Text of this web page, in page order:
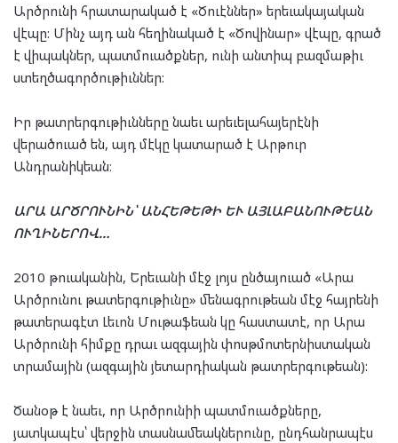
Արծրունի հրատարակած է «Ծուէններ» երեւակայական
վէպը: Մինչ այդ ան հեղինակած է «Ծովինար» վէպը, գրած
է վիպակներ, պատմուածքներ, ունի անտիպ բազմաթիւ
ստեղծագործութիւններ:
Իր թատրերգութիւնները նաեւ արեւելահայերէնի
վերածուած են, այդ մէկը կատարած է Արթուր
Անդրանիկեան։
ԱՐԱ ԱՐԾՐՈՒՆԻՆ՝ ԱՆՀԵԹԵԹԻ ԵՒ ԱՅԼԱԲԱՆՈՒԹԵԱՆ
ՈՒՂԻՆԵՐՈՎ…
2010 թուականին, Երեւանի մէջ լոյս ընծայուած «Արա
Արծրունու թատերգութիւնը» մենագրութեան մէջ հայրենի
թատերագէտ Լեւոն Մութաֆեան կը հաստատէ, որ Արա
Արծրունի հիմքը դրաւ ազգային փոսթմոտերնիստական
տրամային (ազգային յետարդիական թատրերգութեան):
Ծանօթ է նաեւ, որ Արծրունիի պատմուածքները,
յատկապէս՝ վերջին տասնամեակներունը, ընդհանրապէս